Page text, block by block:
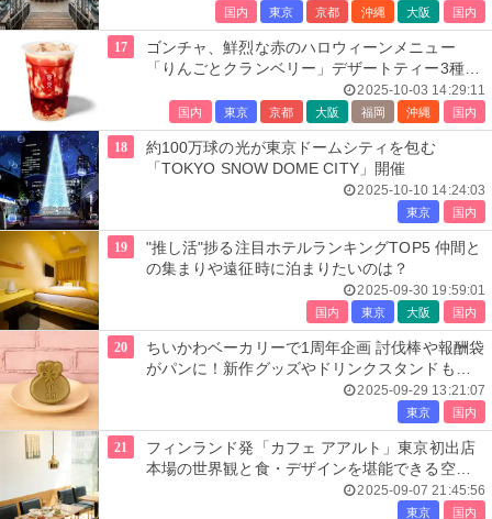
国内 東京 京都 沖縄 大阪 国内
17
ゴンチャ、鮮烈な赤のハロウィーンメニュー
「りんごとクランベリー」デザートティー3種登
2025-10-03 14:29:11
国内 東京 京都 大阪 福岡 沖縄 国内
18
約100万球の光が東京ドームシティを包む
「TOKYO SNOW DOME CITY」開催
2025-10-10 14:24:03
東京 国内
19
"推し活"捗る注目ホテルランキングTOP5 仲間と
の集まりや遠征時に泊まりたいのは？
2025-09-30 19:59:01
国内 東京 大阪 国内
20
ちいかわベーカリーで1周年企画 討伐棒や報酬袋
がパンに！新作グッズやドリンクスタンドも限
2025-09-29 13:21:07
東京 国内
21
フィンランド発「カフェ アアルト」東京初出店
本場の世界観と食・デザインを堪能できる空間
2025-09-07 21:45:56
東京 国内